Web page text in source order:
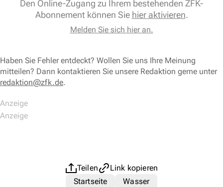
Den Online-Zugang zu Ihrem bestehenden ZFK-
Abonnement können Sie hier aktivieren.
Melden Sie sich hier an.
Haben Sie Fehler entdeckt? Wollen Sie uns Ihre Meinung
mitteilen? Dann kontaktieren Sie unsere Redaktion gerne unter
redaktion@zfk.de.
Teilen
Link kopieren
Startseite
Wasser